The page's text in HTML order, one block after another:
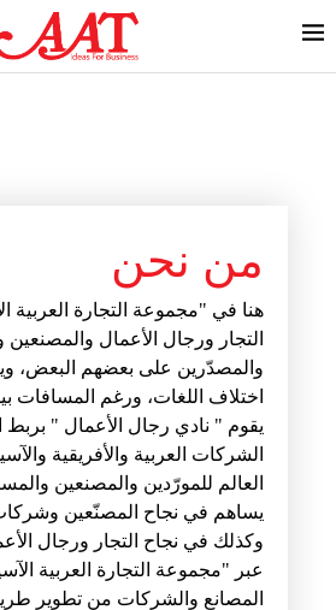
من نحن
هنا في "مجموعة التجارة العربية
التجار ورجال الأعمال والمصنعين
والمصدّرين على بعضهم البعض،
اختلاف اللغات، ورغم المسافات
يقوم " نادي رجال الأعمال " بربط
الشركات العربية والأفريقية
العالم للمورّدين والمصنعين
يساهم في نجاح المصنّعين
وكذلك في نجاح التجار ورجال
عبر "مجموعة التجارة العربية
المصانع والشركات من تطوير